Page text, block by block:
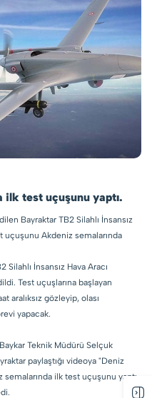
ilk test uçuşunu yaptı.
Bayraktar TB2 Silahlı İnsansız
uçuşunu Akdeniz semalarında
Silahlı İnsansız Hava Aracı
Test uçuşlarına başlayan
aralıksız gözleyip, olası
yapacak.
Teknik Müdürü Selçuk
paylaştığı videoya "Deniz
ilk test uçuşunu yaptı.